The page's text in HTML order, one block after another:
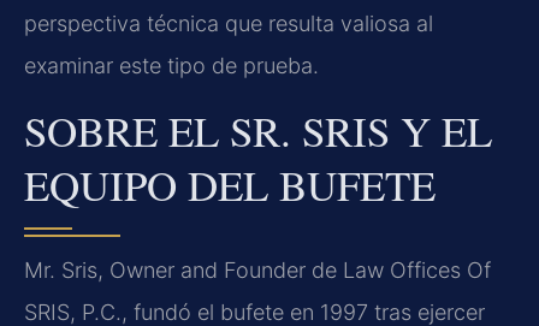
perspectiva técnica que resulta valiosa al
examinar este tipo de prueba.
SOBRE EL SR. SRIS Y EL
EQUIPO DEL BUFETE
Mr. Sris, Owner and Founder de Law Offices Of
SRIS, P.C., fundó el bufete en 1997 tras ejercer